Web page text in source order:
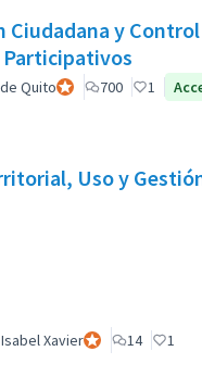
y Control
Participativos
QuitoParticipant officiel
700 1
Uso y
XavierParticipant officiel
14 1